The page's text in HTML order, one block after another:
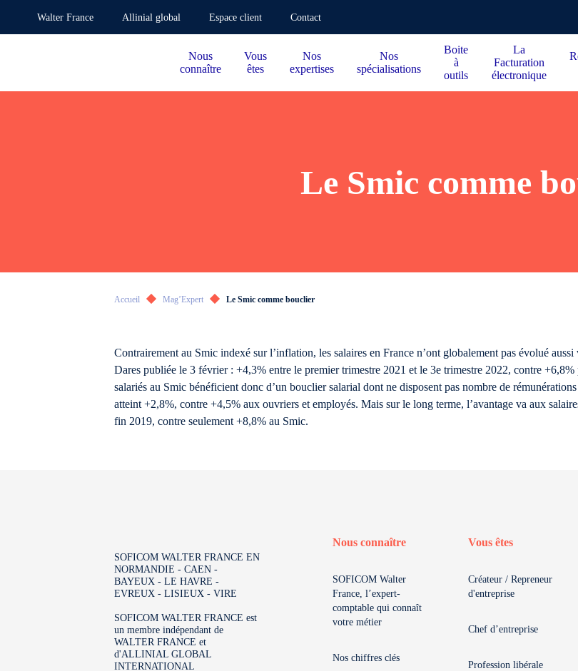
Walter France Allinial global Espace client Contact
Nous
connaître
Vous
êtes
Nos
expertises
Nos
spécialisations
Boite
à
outils
La
Facturation
électronique
Le Smic comme
Accueil Mag’Expert Le Smic comme bouclier
Contrairement au Smic indexé sur l’inflation, les salaires en France n’ont globalement pas évolué
Dares publiée le 3 février : +4,3% entre le premier trimestre 2021 et le 3e trimestre 2022, contre
salariés au Smic bénéficient donc d’un bouclier salarial dont ne disposent pas nombre de
atteint +2,8%, contre +4,5% aux ouvriers et employés. Mais sur le long terme, l’avantage va aux
fin 2019, contre seulement +8,8% au Smic.
SOFICOM WALTER FRANCE EN
NORMANDIE - CAEN -
BAYEUX - LE HAVRE -
EVREUX - LISIEUX - VIRE
SOFICOM WALTER FRANCE est
un membre indépendant de
WALTER FRANCE et
d'ALLINIAL GLOBAL
INTERNATIONAL
Nous connaître
SOFICOM Walter
France, l’expert-
comptable qui connaît
votre métier
Nos chiffres clés
Vous êtes
Créateur / Repreneur
d'entreprise
Chef d’entreprise
Profession libérale